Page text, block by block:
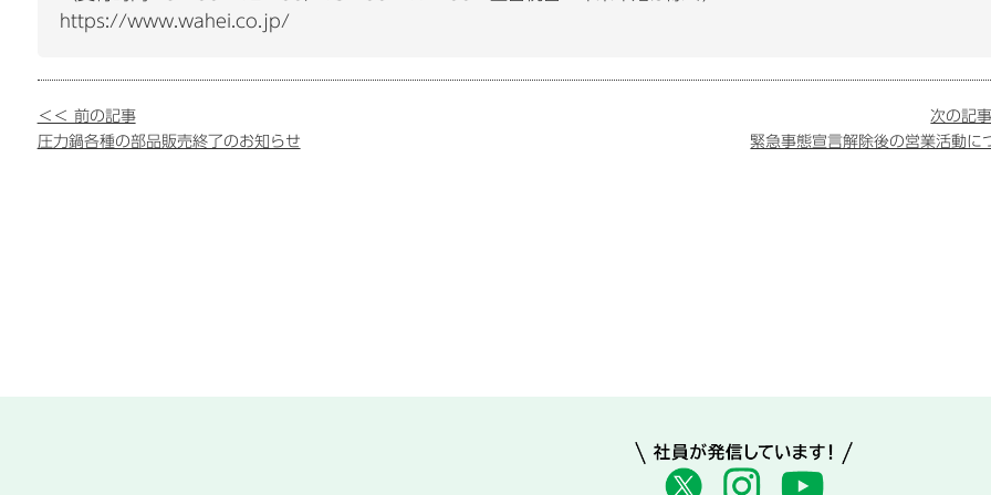
https://www.wahei.co.jp/
次の記
緊急事態宣言解除後の営業活動に
＜＜ 前の記事
圧力鍋各種の部品販売終了のお知らせ